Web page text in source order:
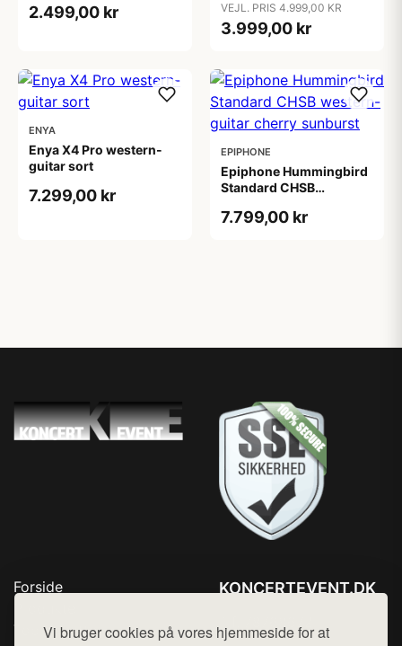
Vi bruger cookies på vores hjemmeside for at
2.499,00 kr VEJL. PRIS 4.999,00 KR
3.999,00 kr
ENYA
Enya X4 Pro western-
guitar sort
7.299,00 kr
EPIPHONE
Epiphone Hummingbird
Standard CHSB
sunburst
7.799,00 kr
Forside
Top Rabatter
KONCERTEVENT.DK